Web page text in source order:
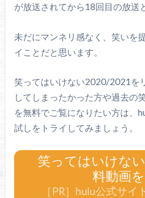
が放送されてから18回目の放送
未だにマンネリ感なく、笑いを
イことだと思います。
笑ってはいけない2020/2021を
してしまったかった方や過去の
を無料でご覧になりたい方は、
試しをトライしてみましょう。
笑ってはいけな
料動画
［PR］hulu公式サイ